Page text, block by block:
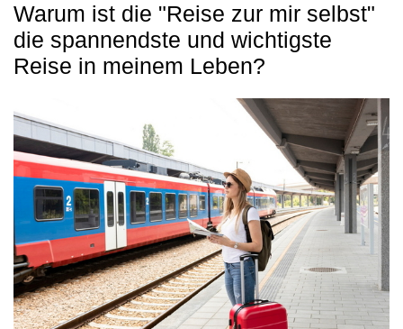
Warum ist die "Reise zur mir selbst"
die spannendste und wichtigste
Reise in meinem Leben?